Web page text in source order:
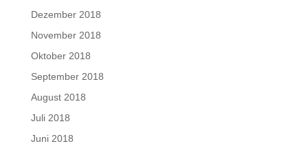
Dezember 2018
November 2018
Oktober 2018
September 2018
August 2018
Juli 2018
Juni 2018